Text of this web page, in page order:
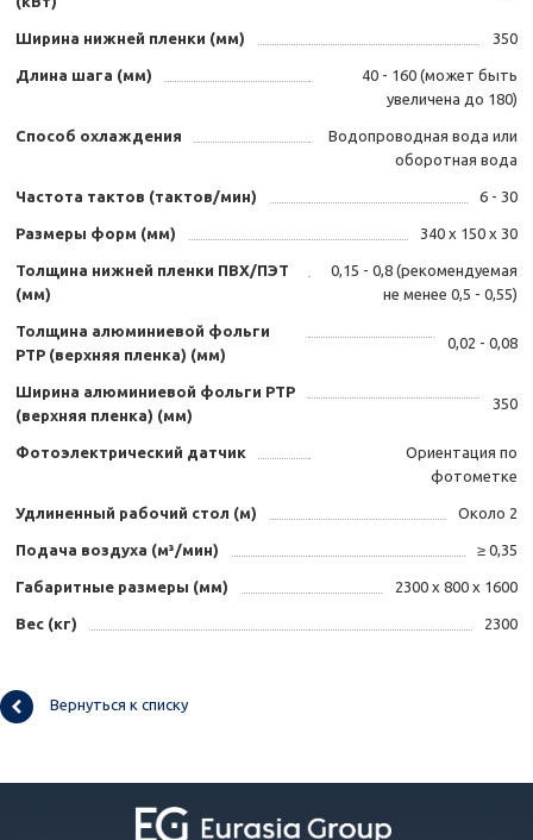
Ширина нижней пленки (мм) 350
Длина шага (мм)
40 - 160 (может быть
увеличена до 180)
Способ охлаждения
Водопроводная вода или
оборотная вода
Частота тактов (тактов/мин) 6 - 30
Размеры форм (мм) 340 х 150 х 30
Толщина нижней пленки ПВХ/ПЭТ
(мм)
0,15 - 0,8 (рекомендуемая
не менее 0,5 - 0,55)
Толщина алюминиевой фольги
PTP (верхняя пленка) (мм)
0,02 - 0,08
Ширина алюминиевой фольги PTP
(верхняя пленка) (мм)
350
Фотоэлектрический датчик
Ориентация по
фотометке
Удлиненный рабочий стол (м) Около 2
Подача воздуха (м³/мин) ≥ 0,35
Габаритные размеры (мм) 2300 х 800 х 1600
Вес (кг) 2300
Вернуться к списку